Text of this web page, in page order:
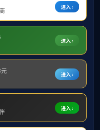
息仅允许校内地址访问
闭此页